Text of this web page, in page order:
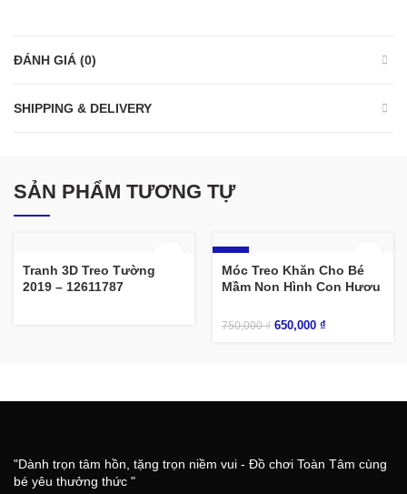
ĐÁNH GIÁ (0)
SHIPPING & DELIVERY
SẢN PHẨM TƯƠNG TỰ
Tranh 3D Treo Tường
2019 – 12611787
-13%
Móc Treo Khăn Cho Bé
Mầm Non Hình Con Hươu
750,000₫ 650,000 ₫
"Dành trọn tâm hồn, tặng trọn niềm vui - Đồ chơi Toàn Tâm cùng
bé yêu thưởng thức "